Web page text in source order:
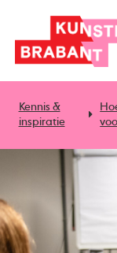
Kennis &
inspiratie